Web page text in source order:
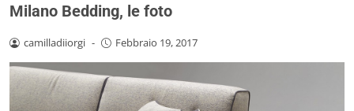
Milano Bedding, le foto
camilladiiorgi - Febbraio 19, 2017